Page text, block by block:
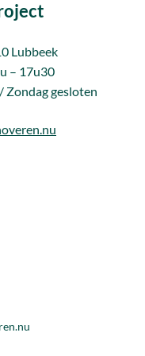
Lubbeek
– 17u30
Zondag gesloten